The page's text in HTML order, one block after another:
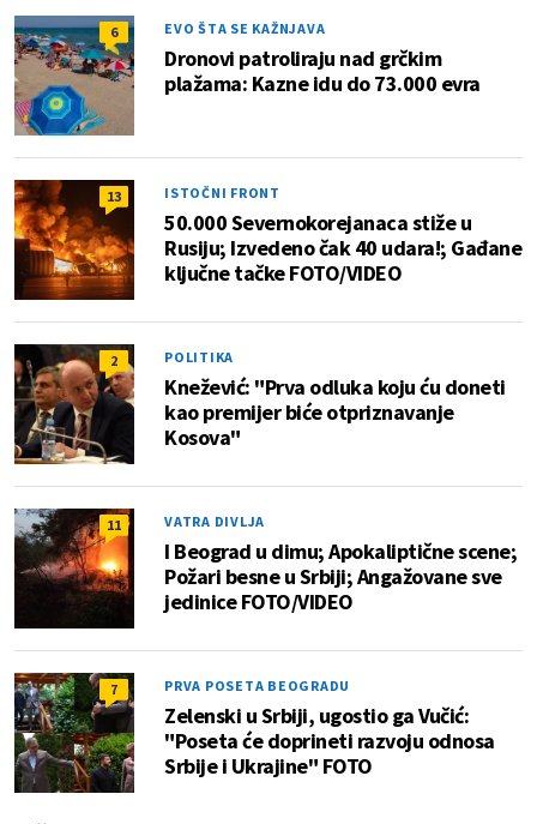
6 EVO ŠTA SE KAŽNJAVA
Dronovi patroliraju nad grčkim
plažama: Kazne idu do 73.000 evra
13 ISTOČNI FRONT
50.000 Severnokorejanaca stiže u
Rusiju; Izvedeno čak 40 udara!; Gađane
ključne tačke FOTO/VIDEO
2 POLITIKA
Knežević: "Prva odluka koju ću doneti
kao premijer biće otpriznavanje
Kosova"
11 VATRA DIVLJA
I Beograd u dimu; Apokaliptične scene;
Požari besne u Srbiji; Angažovane sve
jedinice FOTO/VIDEO
7 PRVA POSETA BEOGRADU
Zelenski u Srbiji, ugostio ga Vučić:
"Poseta će doprineti razvoju odnosa
Srbije i Ukrajine" FOTO